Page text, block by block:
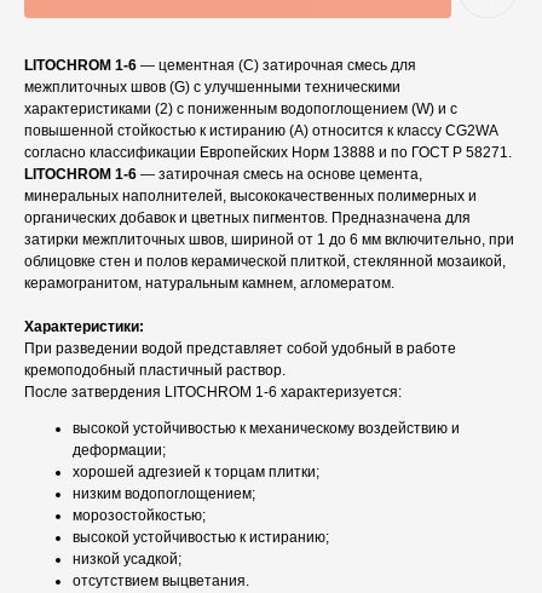
LITOCHROM 1-6 — цементная (С) затирочная смесь для
межплиточных швов (G) с улучшенными техническими
характеристиками (2) с пониженным водопоглощением (W) и с
повышенной стойкостью к истиранию (A) относится к классу CG2WA
согласно классификации Европейских Норм 13888 и по ГОСТ Р 58271.
LITOCHROM 1-6 — затирочная смесь на основе цемента,
минеральных наполнителей, высококачественных полимерных и
органических добавок и цветных пигментов. Предназначена для
затирки межплиточных швов, шириной от 1 до 6 мм включительно, при
облицовке стен и полов керамической плиткой, стеклянной мозаикой,
керамогранитом, натуральным камнем, агломератом.
Характеристики:
При разведении водой представляет собой удобный в работе
кремоподобный пластичный раствор.
После затвердения LITOCHROM 1-6 характеризуется:
высокой устойчивостью к механическому воздействию и
деформации;
хорошей адгезией к торцам плитки;
низким водопоглощением;
морозостойкостью;
высокой устойчивостью к истиранию;
низкой усадкой;
отсутствием выцветания.